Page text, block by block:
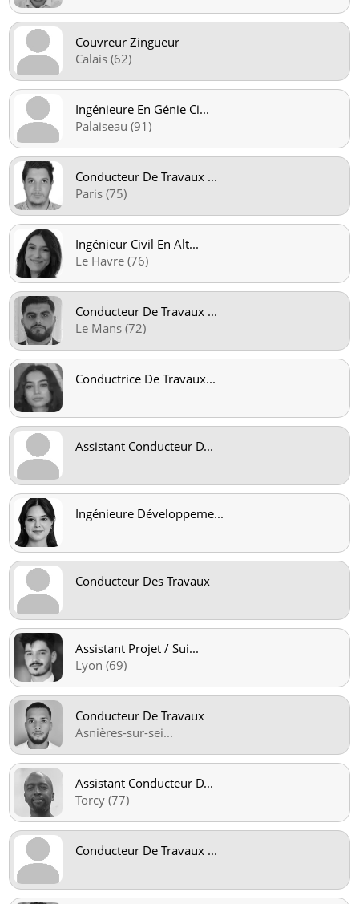
Couvreur Zingueur
Calais (62)
Ingénieure En Génie Ci...
Palaiseau (91)
Conducteur De Travaux ...
Paris (75)
Ingénieur Civil En Alt...
Le Havre (76)
Conducteur De Travaux ...
Le Mans (72)
Conductrice De Travaux...
Assistant Conducteur D...
Ingénieure Développeme...
Conducteur Des Travaux
Assistant Projet / Sui...
Lyon (69)
Conducteur De Travaux
Asnières-sur-sei...
Assistant Conducteur D...
Torcy (77)
Conducteur De Travaux ...